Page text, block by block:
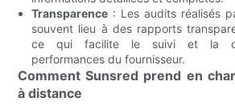
Transparence : Les audits réalisés
souvent lieu à des rapports
ce qui facilite le suivi et la
performances du fournisseur.
Comment Sunsred prend en
à distance